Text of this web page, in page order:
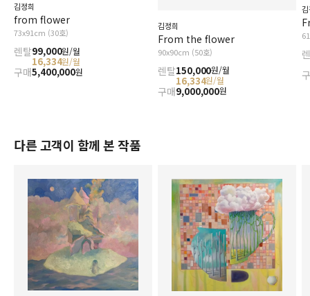
김정희
from flower
73x91cm (30호)
렌탈99,000원/월
16,334원/월
구매5,400,000원
김정희
From the flower
90x90cm (50호)
렌탈150,000원/월
16,334원/월
구매9,000,000원
다른 고객이 함께 본 작품